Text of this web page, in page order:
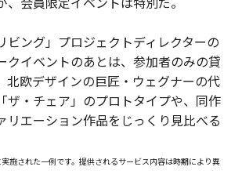
ビング」プロジェクトディレクターの
クイベントのあとは、参加者のみの貸
北欧デザインの巨匠・ウェグナーの代
ザ・チェア」のプロトタイプや、同作
リエーション作品をじっくり見比べる
施された一例です。提供されるサービス内容は時期により異